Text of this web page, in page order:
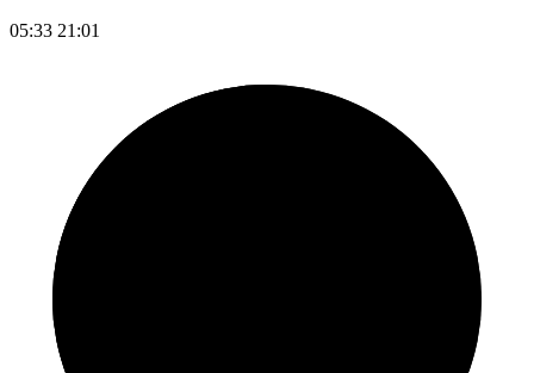
05:33 21:01